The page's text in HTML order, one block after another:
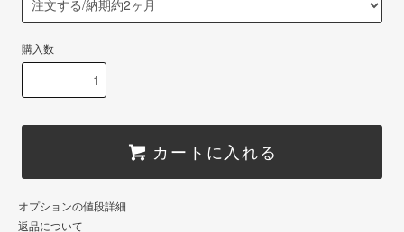
購入数
カートに入れる
オプションの値段詳細
返品について